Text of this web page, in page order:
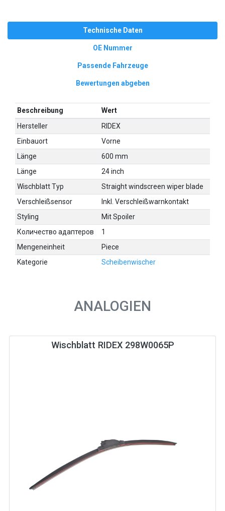
Technische Daten
OE Nummer
Passende Fahrzeuge
Bewertungen abgeben
Beschreibung
Wert
Hersteller
RIDEX
Einbauort
Vorne
Länge
600 mm
Länge
24 inch
Wischblatt Typ
Straight windscreen wiper blade
Verschleißsensor
Inkl. Verschleißwarnkontakt
Styling
Mit Spoiler
Количество адаптеров
1
Mengeneinheit
Piece
Kategorie
Scheibenwischer
ANALOGIEN
Wischblatt RIDEX 298W0065P